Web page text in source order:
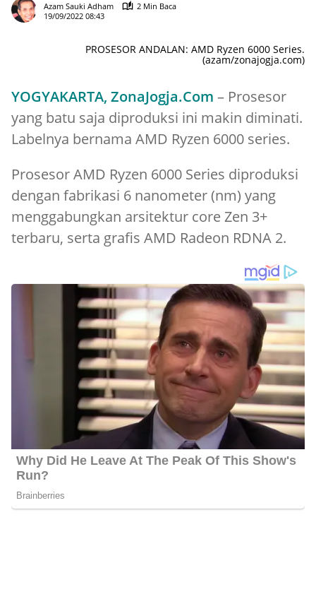
Azam Sauki Adham
2 Min Baca
19/09/2022 08:43
PROSESOR ANDALAN: AMD Ryzen 6000 Series.
(azam/zonajogja.com)
YOGYAKARTA, ZonaJogja.Com – Prosesor
yang batu saja diproduksi ini makin diminati.
Labelnya bernama AMD Ryzen 6000 series.
Prosesor AMD Ryzen 6000 Series diproduksi
dengan fabrikasi 6 nanometer (nm) yang
menggabungkan arsitektur core Zen 3+
terbaru, serta grafis AMD Radeon RDNA 2.